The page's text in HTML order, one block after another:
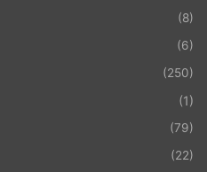
(8)
(6)
(250)
(1)
(79)
(22)